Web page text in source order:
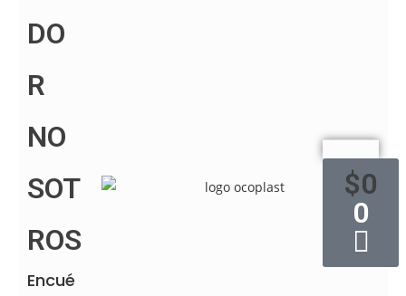
DO
R
NO
SOT
ROS
Encué
$0
0